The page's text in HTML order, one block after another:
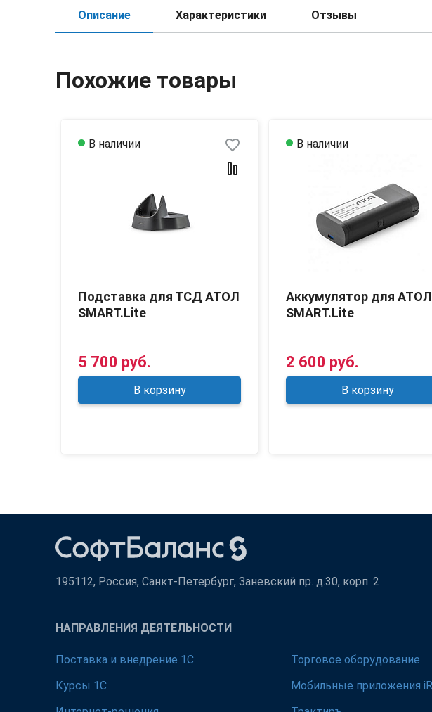
Описание Характеристики Отзывы
Похожие товары
Подставка для ТСД АТОЛ
SMART.Lite
favorite_border
5 700 руб.
В наличии
В корзину
Аккумулятор для АТОЛ
SMART.Lite
2 600 руб.
В наличии
В корзину
195112, Россия, Санкт-Петербург, Заневский пр. д.30, корп. 2
НАПРАВЛЕНИЯ ДЕЯТЕЛЬНОСТИ
Поставка и внедрение 1С Торговое оборудование
Курсы 1С
Мобильные приложения